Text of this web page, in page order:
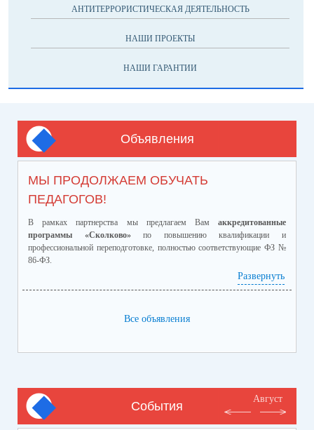
АНТИТЕРРОРИСТИЧЕСКАЯ ДЕЯТЕЛЬНОСТЬ
НАШИ ПРОЕКТЫ
НАШИ ГАРАНТИИ
Объявления
МЫ ПРОДОЛЖАЕМ ОБУЧАТЬ
ПЕДАГОГОВ!
В рамках партнерства мы предлагаем Вам аккредитованные
программы «Сколково»по повышению квалификации и
профессиональной переподготовке, полностью соответствующие ФЗ №
86-ФЗ.
Ознакомиться с программами и ценами можно в
приложенном файле.
Развернуть
Все объявления
События
Август